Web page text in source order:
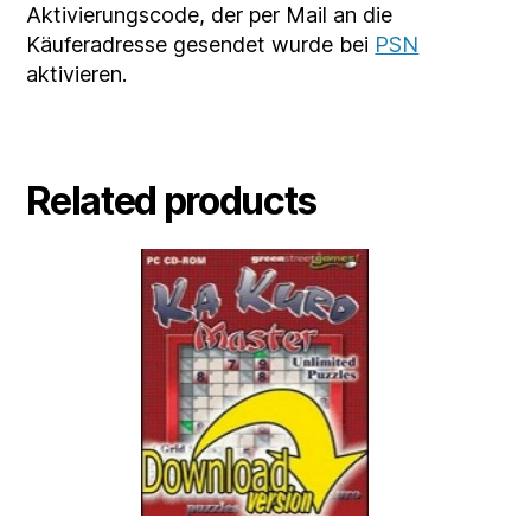
Aktivierungscode, der per Mail an die
Käuferadresse gesendet wurde bei PSN
aktivieren.
Related products